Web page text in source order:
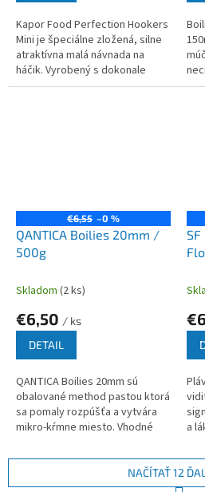
Kapor Food Perfection Hookers
Mini je špeciálne zložená, silne
atraktívna malá návnada na
háčik. Vyrobený s dokonale
zvolenou zmesou tých
€6,55 –0 %
QANTICA Boilies 20mm /
500g
Skladom (2 ks)
€6,50 / ks
DETAIL
QANTICA Boilies 20mm sú
obalované method pastou ktorá
sa pomaly rozpúšťa a vytvára
mikro-kŕmne miesto. Vhodné
a
NAČÍTAŤ 12